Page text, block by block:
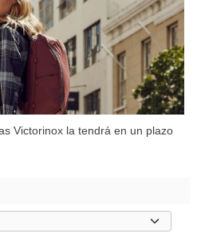
Victorinox la tendrá en un plazo